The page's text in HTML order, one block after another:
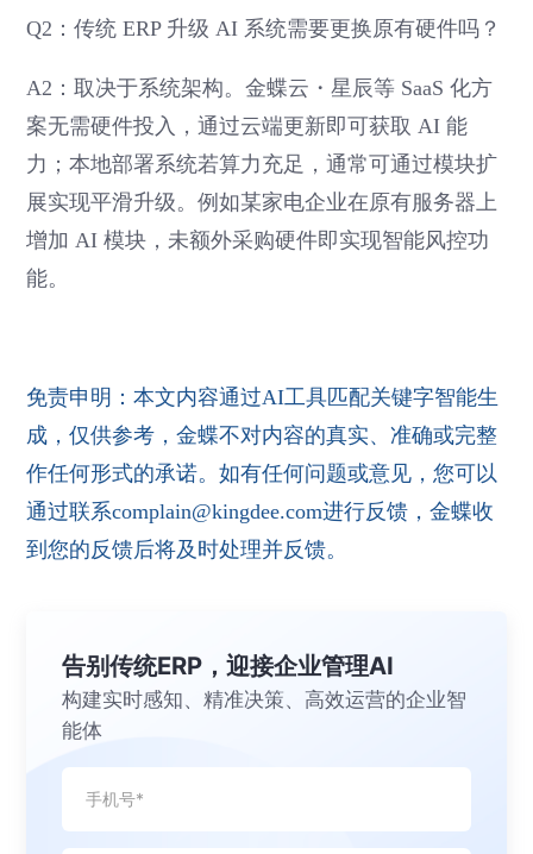
Q2：传统 ERP 升级 AI 系统需要更换原有硬件吗？
A2：取决于系统架构。金蝶云・星辰等 SaaS 化方
案无需硬件投入，通过云端更新即可获取 AI 能
力；本地部署系统若算力充足，通常可通过模块扩
展实现平滑升级。例如某家电企业在原有服务器上
增加 AI 模块，未额外采购硬件即实现智能风控功
能。
免责申明：本文内容通过AI工具匹配关键字智能生
成，仅供参考，金蝶不对内容的真实、准确或完整
作任何形式的承诺。如有任何问题或意见，您可以
通过联系complain@kingdee.com进行反馈，金蝶收
到您的反馈后将及时处理并反馈。
告别传统ERP，迎接企业管理AI
构建实时感知、精准决策、高效运营的企业智
能体